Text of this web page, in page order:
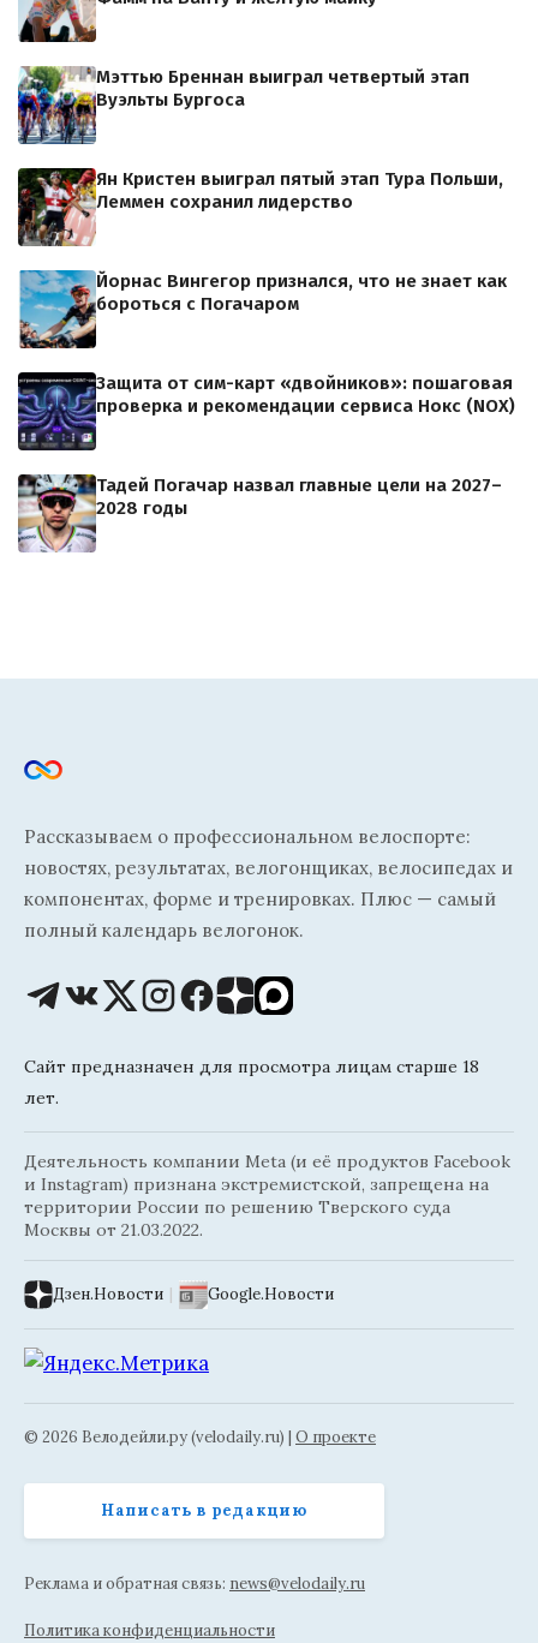
Мэттью Бреннан выиграл четвертый этап
Вуэльты Бургоса
Ян Кристен выиграл пятый этап Тура Польши,
Леммен сохранил лидерство
Йорнас Вингегор признался, что не знает как
бороться с Погачаром
Защита от сим-карт «двойников»: пошаговая
проверка и рекомендации сервиса Нокс (NOX)
Тадей Погачар назвал главные цели на 2027–
2028 годы
Рассказываем о профессиональном велоспорте:
новостях, результатах, велогонщиках, велосипедах и
компонентах, форме и тренировках. Плюс — самый
полный календарь велогонок.
Сайт предназначен для просмотра лицам старше 18
лет.
Деятельность компании Meta (и её продуктов Facebook
и Instagram) признана экстремистской, запрещена на
территории России по решению Тверского суда
Москвы от 21.03.2022.
Дзен.Новости | Google.Новости
© 2026 Велодейли.ру (velodaily.ru) | О проекте
Написать в редакцию
Реклама и обратная связь: news@velodaily.ru
Политика конфиденциальности